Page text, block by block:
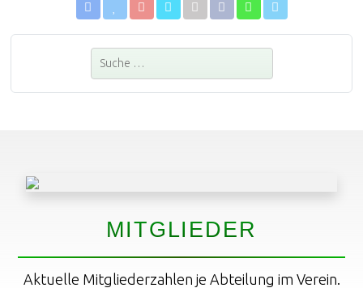
Suchen
MITGLIEDER
Aktuelle Mitgliederzahlen je Abteilung im Verein.